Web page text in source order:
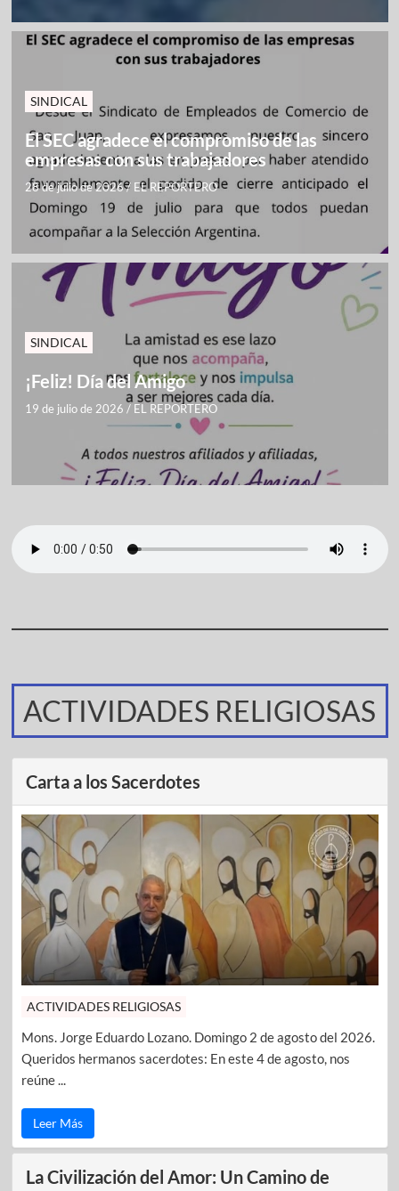
SINDICAL
El SEC agradece el compromiso de las
empresas con sus trabajadores
28 de julio de 2026/ EL REPORTERO
SINDICAL
¡Feliz! Día del Amigo
19 de julio de 2026 / EL REPORTERO
ACTIVIDADES RELIGIOSAS
Carta a los Sacerdotes
ACTIVIDADES RELIGIOSAS
Mons. Jorge Eduardo Lozano. Domingo 2 de agosto del 2026.
Queridos hermanos sacerdotes: En este 4 de agosto, nos
reúne ...
Leer Más
La Civilización del Amor: Un Camino de